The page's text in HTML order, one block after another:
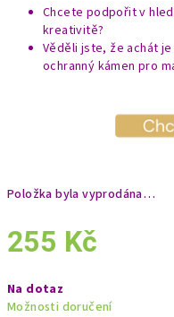
Chcete podpořit v
kreativitě?
Věděli jste, že achát
ochranný kámen pro
Položka byla vyprodána…
255 Kč
cena:
Na dotaz
Možnosti doručení